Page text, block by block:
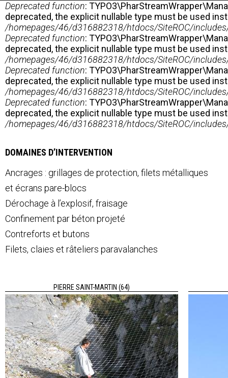
MESSAGE D'ERREUR
Deprecated function:
deprecated, the explicit nullable type must be used
/homepages/46/d316882318/htdocs/SiteROC/
Deprecated function:
deprecated, the explicit nullable type must be used
/homepages/46/d316882318/htdocs/SiteROC/
Deprecated function:
deprecated, the explicit nullable type must be used
/homepages/46/d316882318/htdocs/SiteROC/
Deprecated function:
deprecated, the explicit nullable type must be used
/homepages/46/d316882318/htdocs/SiteROC/
DOMAINES D’INTERVENTION
Ancrages : grillages de protection, filets métalliques
et écrans pare-blocs
Dérochage à l’explosif, fraisage
Confinement par béton projeté
Contreforts et butons
Filets, claies et râteliers paravalanches
PIERRE SAINT-MARTIN (64)